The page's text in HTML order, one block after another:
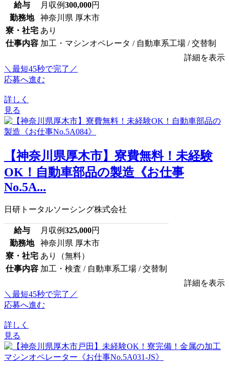
給与 月収例300,000円
勤務地
神奈川県 厚木市
寮・社宅 あり
仕事内容 加工・マシンオペレータ / 自動車系工場 / 交替制
詳細を表示
＼最短45秒で完了／
応募へ進む
詳しく
見る
【神奈川県厚木市】寮費無料！未経験
OK！自動車部品の製造《お仕事
No.5A...
日研トータルソーシング株式会社
給与 月収例325,000円
勤務地
神奈川県 厚木市
寮・社宅 あり（無料）
仕事内容 加工・検査 / 自動車系工場 / 交替制
詳細を表示
＼最短45秒で完了／
応募へ進む
詳しく
見る